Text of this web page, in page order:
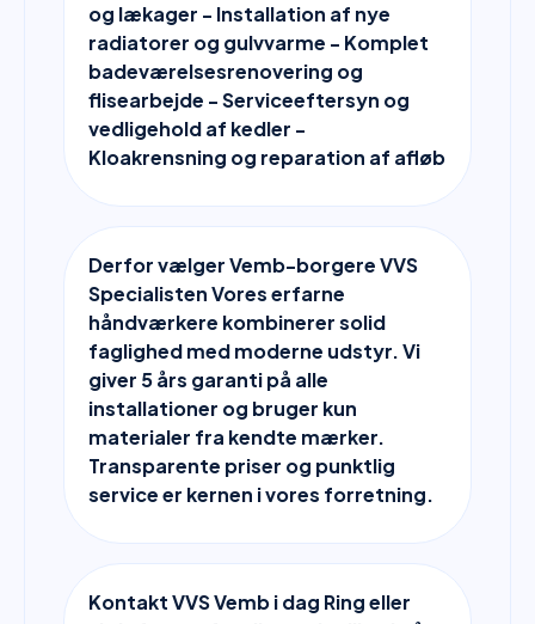
og lækager - Installation af nye
radiatorer og gulvvarme - Komplet
badeværelsesrenovering og
flisearbejde - Serviceeftersyn og
vedligehold af kedler -
Kloakrensning og reparation af afløb
Derfor vælger Vemb-borgere VVS
Specialisten Vores erfarne
håndværkere kombinerer solid
faglighed med moderne udstyr. Vi
giver 5 års garanti på alle
installationer og bruger kun
materialer fra kendte mærker.
Transparente priser og punktlig
service er kernen i vores forretning.
Kontakt VVS Vemb i dag Ring eller